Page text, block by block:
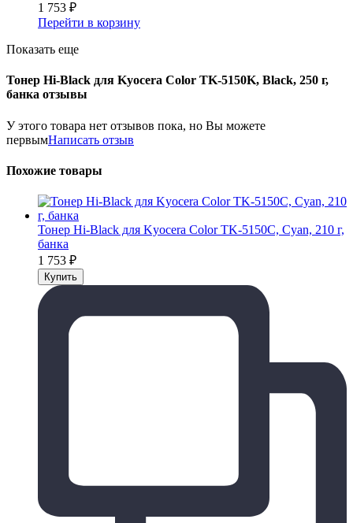
1 753 ₽
Перейти в корзину
Показать еще
Тонер Hi-Black для Kyocera Color TK-5150K, Black, 250 г,
банка отзывы
У этого товара нет отзывов пока, но Вы можете
первымНаписать отзыв
Похожие товары
Тонер Hi-Black для Kyocera Color TK-5150C, Сyan, 210 г,
банка
1 753 ₽